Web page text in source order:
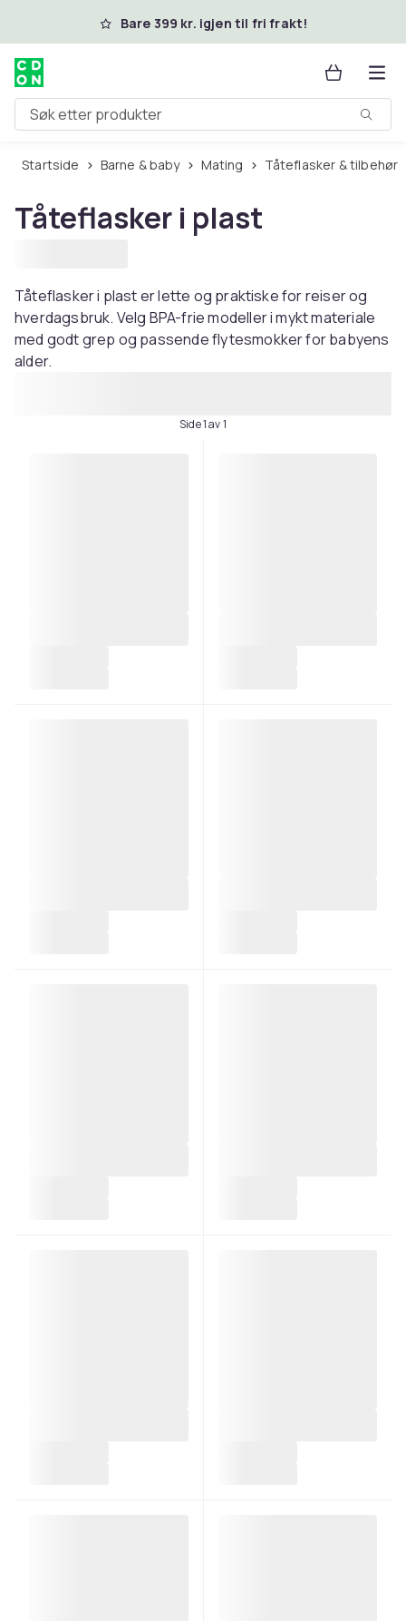
Hopp til hovedinnholdBare 399 kr. igjen til fri frakt!
Søk etter produkter
Startside Barne & baby Mating Tåteflasker & tilbehør
Tåteflasker i plast
Tåteflasker i plast er lette og praktiske for reiser og
hverdagsbruk. Velg BPA-frie modeller i mykt materiale
med godt grep og passende flytesmokker for babyens
alder.
Side 1 av 1